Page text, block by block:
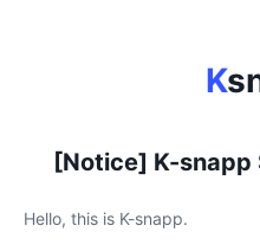
K
[Notice] K-snapp
Hello, this is K-snapp.